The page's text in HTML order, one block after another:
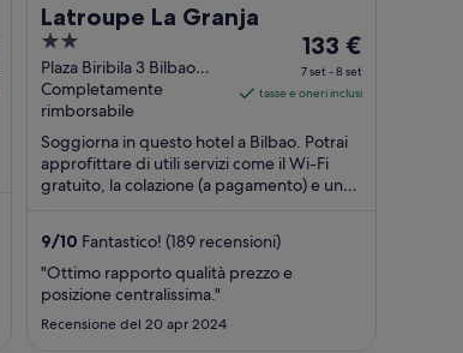
Latroupe La Granja
2
out
of
5
Plaza Biribila 3 Bilbao
Bizkaia
Completamente
rimborsabile
Il
prezzo
è
a
notte
nel
133 €
7 set - 8 set
tasse e oneri inclusi
Soggiorna in questo hotel a Bilbao. Potrai
approfittare di utili servizi come il Wi-Fi
gratuito, la colazione (a pagamento) e una
9/10 Fantastico! (189 recensioni)
"Ottimo rapporto qualità prezzo e
posizione centralissima."
Recensione del 20 apr 2024